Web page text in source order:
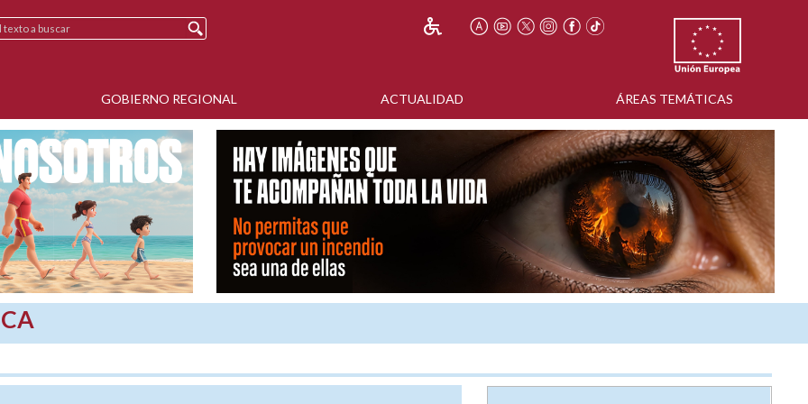
GOBIERNO REGIONAL ACTUALIDAD ÁREAS TEMÁTICAS